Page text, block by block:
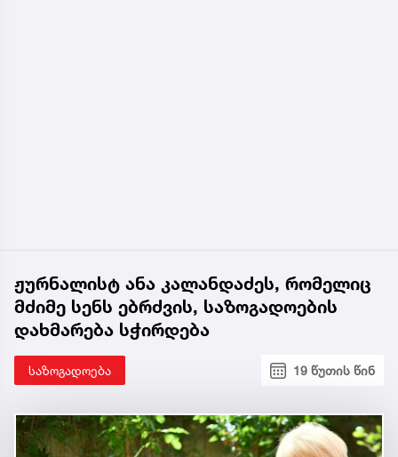
ჟურნალისტ ანა კალანდაძეს, რომელიც
მძიმე სენს ებრძვის, საზოგადოების
დახმარება სჭირდება
საზოგადოება 19 წუთის წინ